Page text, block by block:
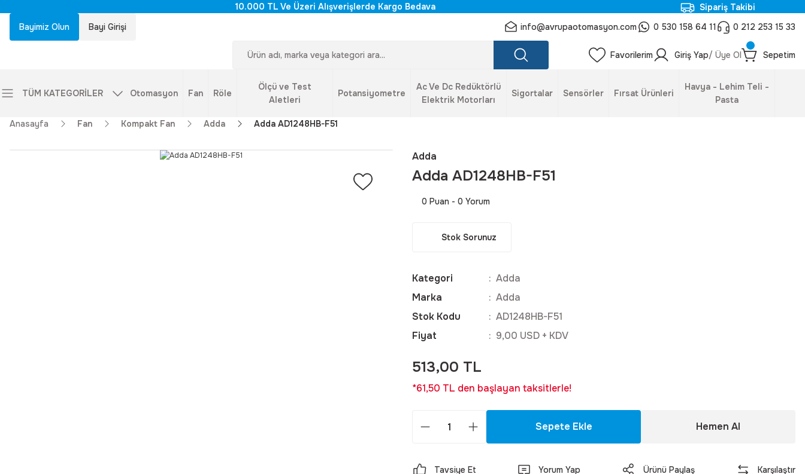
10.000 TL Ve Üzeri Alışverişlerde Kargo Bedava
Sipariş Takibi
Bayimiz Olun
Bayi Girişi info@avrupaotomasyon.com 0 530 158 64 11 0 212 253 15 33
Favorilerim Giriş Yap/ Üye Ol Sepetim
TÜM KATEGORİLER Otomasyon Fan Röle
Ölçü ve Test
Aletleri
Potansiyometre
Ac Ve Dc Redüktörlü
Elektrik Motorları
Sigortalar Sensörler Fırsat Ürünleri
Havya - Lehim Teli -
Pasta
Anasayfa Fan Kompakt Fan Adda Adda AD1248HB-F51
Adda
Adda AD1248HB-F51
0 Puan - 0 Yorum
Stok Sorunuz
Kategori
Adda
Marka
Adda
Stok Kodu
AD1248HB-F51
Fiyat
9,00 USD + KDV
513,00 TL
*61,50 TL den başlayan taksitlerle!
Sepete Ekle Hemen Al
Tavsiye Et Yorum Yap Ürünü Paylaş Karşılaştır